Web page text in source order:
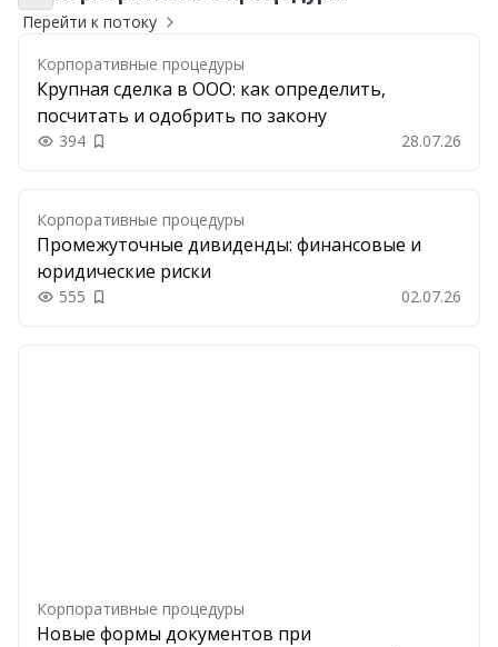
Перейти к потоку
Корпоративные процедуры
Крупная сделка в ООО: как определить,
посчитать и одобрить по закону
394 Добавить в закладки 28.07.26
Корпоративные процедуры
Промежуточные дивиденды: финансовые и
юридические риски
555 Добавить в закладки 02.07.26
Корпоративные процедуры
Новые формы документов при